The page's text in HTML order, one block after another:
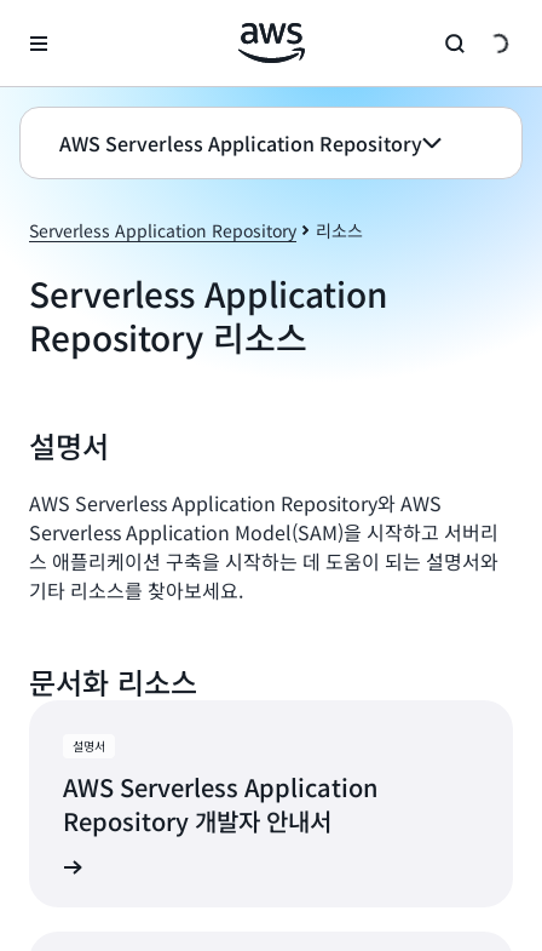
AWS Serverless Application Repository
Serverless Application Repository 리소스
Serverless Application
Repository 리소스
설명서
AWS Serverless Application Repository와 AWS
Serverless Application Model(SAM)을 시작하고 서버리
스 애플리케이션 구축을 시작하는 데 도움이 되는 설명서와
기타 리소스를 찾아보세요.
문서화 리소스
설명서
AWS Serverless Application
Repository 개발자 안내서